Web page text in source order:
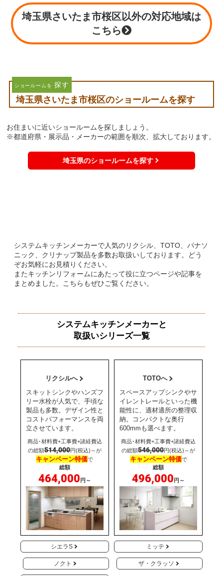
埼玉県さいたま市桜区以外の対応地域は
こちら
ショールームを 探す
埼玉県さいたま市桜区のショールームを探す
お住まいに近いショールームを探しましょう。
※都道府県・展示品・メーカーの範囲を順次、拡大しております。
埼玉県のショールームを探す
システムキッチンメーカーで人気のリクシル、TOTO、パナソ
ニック、クリナップ製品を多数お取扱いしております。どう
ぞお気軽にお見積りください。
またキッチンリフォームにあたって役に立つページや記事を
まとめました。こちらもぜひご覧ください。
システムキッチンメーカーと
取扱いシリーズ一覧
リクシルへ
スキットシンクやハンズフ
リー水栓が人気で、手頃な
製品も多数。デザイン性と
コストパフォーマンスを両
立させています。
商品･材料費+工事費+諸経費込
の総額514,000円(税込)～が
キャンペーン特価で
総額
464,000 円～
シエラS
ノクト
TOTOへ
スペースアップシンクやサ
イレントレールといった機
能性に、適材適所の整理収
納。コンパクトな奥行
600mmも選べます。
商品･材料費+工事費+諸経費込
の総額546,000円(税込)～が
キャンペーン特価で
総額
496,000 円～
ミッテ
ザ・クラッソ